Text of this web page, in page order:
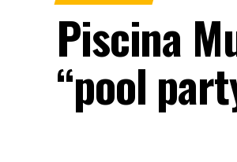
Piscina
“pool